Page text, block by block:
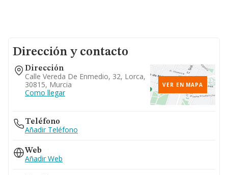
Dirección y contacto
Dirección
Calle Vereda De Enmedio, 32, Lorca,
30815, Murcia
Como llegar
VER EN MAPA
Teléfono
Añadir Teléfono
Web
Añadir Web